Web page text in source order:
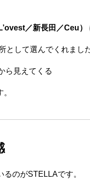
／新長田／Ceu）
として選んでくれました
ら見えてくる
のがSTELLAです。